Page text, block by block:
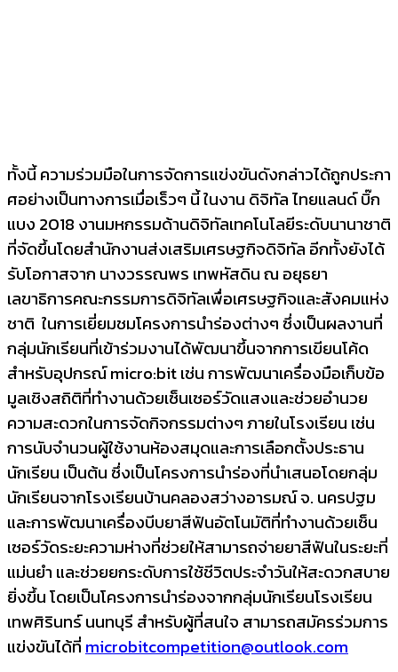
ทั้งนี้ ความร่วมมือในการจัดการแข่งขันดังกล่าวได้ถูกประกา
ศอย่างเป็นทางการเมื่อเร็วๆ นี้ ในงาน ดิจิทัล ไทยแลนด์ บิ๊ก
แบง 2018 งานมหกรรมด้านดิจิทัลเทคโนโลยีระดับนานาชาติ
ที่จัดขึ้นโดยสำนักงานส่งเสริมเศรษฐกิจดิจิทัล อีกทั้งยังได้
รับโอกาสจาก นางวรรณพร เทพหัสดิน ณ อยุธยา
เลขาธิการคณะกรรมการดิจิทัลเพื่อเศรษฐกิจและสังคมแห่ง
ชาติ ในการเยี่ยมชมโครงการนำร่องต่างๆ ซึ่งเป็นผลงานที่
กลุ่มนักเรียนที่เข้าร่วมงานได้พัฒนาขึ้นจากการเขียนโค้ด
สำหรับอุปกรณ์micro:bitเช่น การพัฒนาเครื่องมือเก็บข้อ
มูลเชิงสถิติที่ทำงานด้วยเซ็นเซอร์วัดแสงและช่วยอำนวย
ความสะดวกในการจัดกิจกรรมต่างๆ ภายในโรงเรียน เช่น
การนับจำนวนผู้ใช้งานห้องสมุดและการเลือกตั้งประธาน
นักเรียน เป็นต้น ซึ่งเป็นโครงการนำร่องที่นำเสนอโดยกลุ่ม
นักเรียนจากโรงเรียนบ้านคลองสว่างอารมณ์ จ. นครปฐม
และการพัฒนาเครื่องบีบยาสีฟันอัตโนมัติที่ทำงานด้วยเซ็น
เซอร์วัดระยะความห่างที่ช่วยให้สามารถจ่ายยาสีฟันในระยะที่
แม่นยำ และช่วยยกระดับการใช้ชีวิตประจำวันให้สะดวกสบาย
ยิ่งขึ้น โดยเป็นโครงการนำร่องจากกลุ่มนักเรียนโรงเรียน
เทพศิรินทร์ นนทบุรี สำหรับผู้ที่สนใจ สามารถสมัครร่วมการ
แข่งขันได้ที่ microbitcompetition@outlook.com